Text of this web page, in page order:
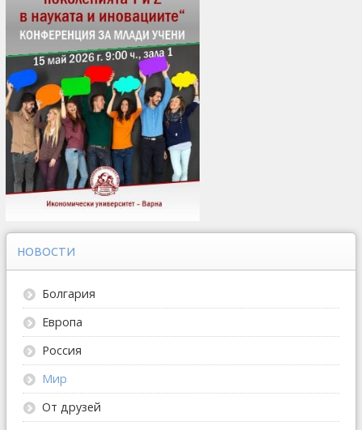
НОВОСТИ
Болгария
Европа
Россия
Мир
От друзей